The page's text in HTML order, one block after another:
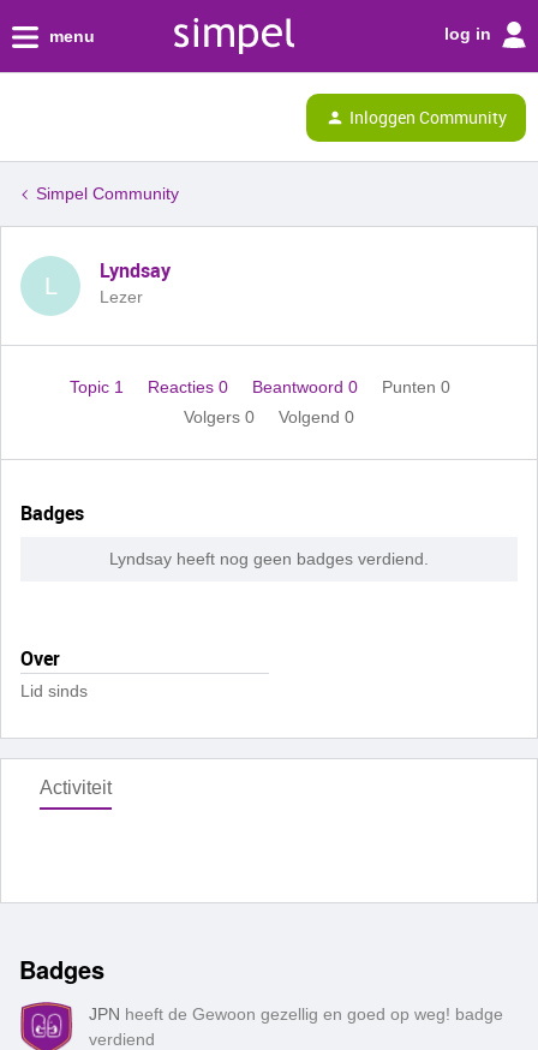
menu log in
Inloggen Community
Simpel Community
L
Lyndsay
Lezer
Topic 1 Reacties 0 Beantwoord 0
Punten 0
Volgers 0 Volgend 0
Badges
Lyndsay heeft nog geen badges verdiend.
Over
Lid sinds
Activiteit
Badges
JPN heeft de Gewoon gezellig en goed op weg! badge
verdiend